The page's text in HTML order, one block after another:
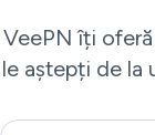
VeePN îți
le aștepți de la